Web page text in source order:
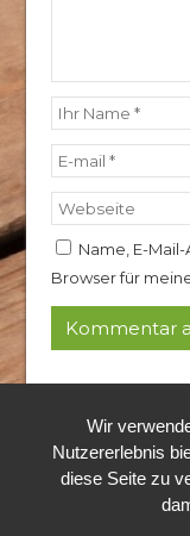
Name, E-
Browser für
Wir
Nutzererlebnis
diese Seite zu